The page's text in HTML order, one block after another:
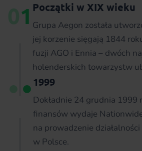
1 Początki w XIX wieku
Grupa Aegon została
jej korzenie sięgają 1844
fuzji AGO i Ennia – dwóch
holenderskich towarzystw
1999
Dokładnie 24 grudnia 1999
finansów wydaje
na prowadzenie
w Polsce.